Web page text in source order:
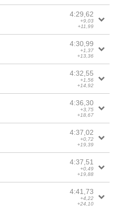
4:29,62
+9,03
+11,99
4:30,99
+1,37
+13,36
4:32,55
+1,56
+14,92
4:36,30
+3,75
+18,67
4:37,02
+0,72
+19,39
4:37,51
+0,49
+19,88
4:41,73
+4,22
+24,10